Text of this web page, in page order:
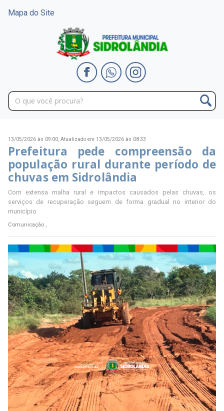
Mapa do Site
13/05/2026 às 09:00, Atualizado em 13/05/2026 às 08:33
Prefeitura pede compreensão da
população rural durante período de
chuvas em Sidrolândia
Com extensa malha rural e impactos causados pelas chuvas, os
serviços de recuperação seguem de forma gradual no interior do
município
Comunicação ,